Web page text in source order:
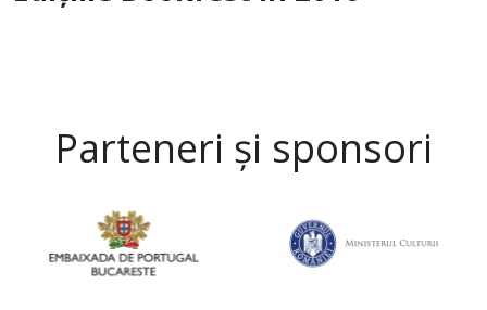
Parteneri și sponsori